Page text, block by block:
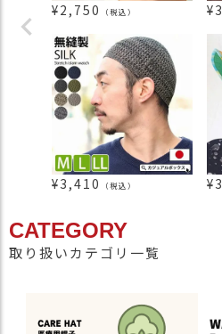
¥2,750 （税込） ¥
¥3,410 （税込） ¥
CATEGORY
取り扱いカテゴリ一覧